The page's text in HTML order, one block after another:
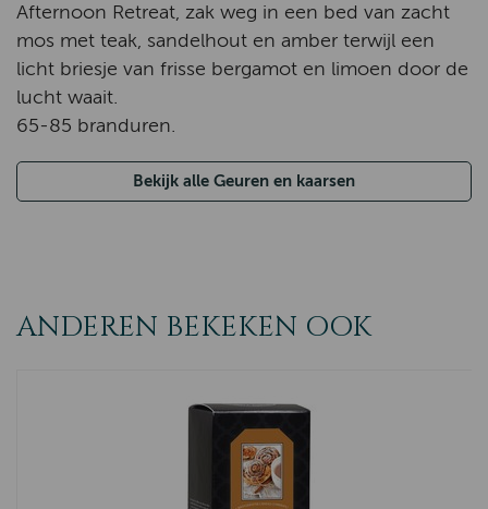
Afternoon Retreat, zak weg in een bed van zacht
mos met teak, sandelhout en amber terwijl een
licht briesje van frisse bergamot en limoen door de
lucht waait.
65-85 branduren.
Bekijk alle Geuren en kaarsen
ANDEREN BEKEKEN OOK